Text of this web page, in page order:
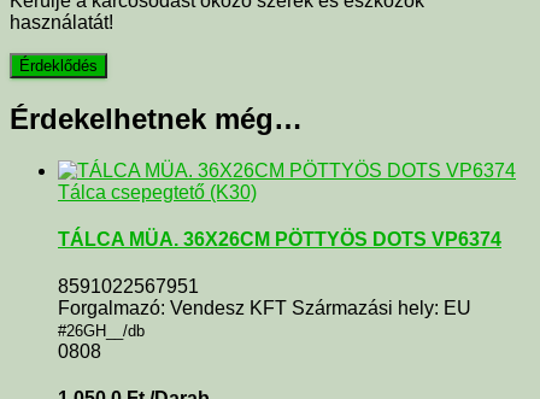
használatát!
Érdekelhetnek még…
Tálca csepegtető (K30)
TÁLCA MÜA. 36X26CM PÖTTYÖS DOTS VP6374
8591022567951
Forgalmazó: Vendesz KFT Származási hely: EU
#26GH__/db
0808